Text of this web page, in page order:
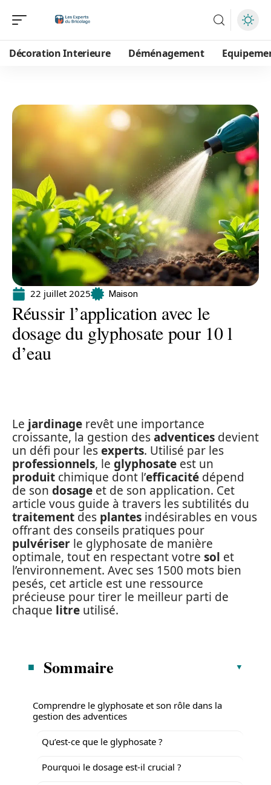
Décoration Interieure Déménagement
22 juillet 2025 Maison
Réussir l’application avec le
dosage du glyphosate pour 10 l
d’eau
Le jardinage revêt une importance
croissante, la gestion desadventices devient
un défi pour lesexperts. Utilisé par les
professionnels, le glyphosate est un
produit chimique dont l’efficacité dépend
de son dosage et de son application. Cet
article vous guide à travers les subtilités du
traitement des plantes indésirables en vous
offrant des conseils pratiques pour
pulvériser le glyphosate de manière
optimale, tout en respectant votre sol et
l’environnement. Avec ses 1500 mots bien
pesés, cet article est une ressource
précieuse pour tirer le meilleur parti de
chaque litre utilisé.
Sommaire
Comprendre le glyphosate et son rôle dans la
gestion des adventices
Qu’est-ce que le glyphosate ?
Pourquoi le dosage est-il crucial ?